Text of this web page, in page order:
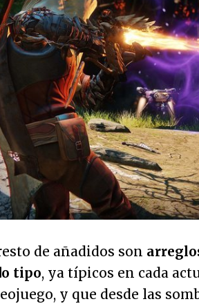
de añadidos son
tipo, ya típicos en cada
y que desde las